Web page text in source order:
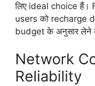
लिए ideal choice
users को recharge
budget के अनुसार लेने
Network
Reliability